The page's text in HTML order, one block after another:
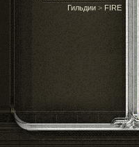
Гильдии > FIRE